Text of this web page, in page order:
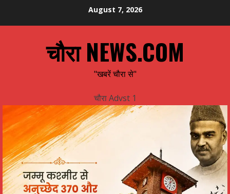
August 7, 2026
चौरा NEWS.COM
"खबरें चौरा से"
चौरा Advst 1